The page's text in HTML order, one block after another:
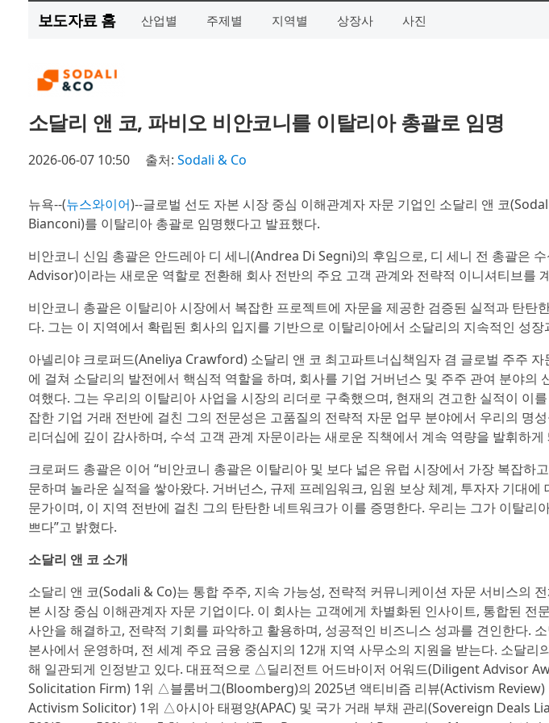
보도자료 홈 산업별 주제별 지역별 상장사 사진
소달리 앤 코, 파비오 비안코니를 이탈리아 총괄로 임명
2026-06-07 10:50 출처: Sodali & Co
뉴욕--(뉴스와이어)--글로벌 선도 자본 시장 중심 이해관계자 자문 기업인 소달리 앤 코
Bianconi)를 이탈리아 총괄로 임명했다고 발표했다.
비안코니 신임 총괄은 안드레아 디 세니(Andrea Di Segni)의 후임으로, 디 세니 전 총괄은
Advisor)이라는 새로운 역할로 전환해 회사 전반의 주요 고객 관계와 전략적 이니셔티브를
비안코니 총괄은 이탈리아 시장에서 복잡한 프로젝트에 자문을 제공한 검증된 실적과 탄탄
다. 그는 이 지역에서 확립된 회사의 입지를 기반으로 이탈리아에서 소달리의 지속적인 성
아넬리야 크로퍼드(Aneliya Crawford) 소달리 앤 코 최고파트너십책임자 겸 글로벌 주주 자
에 걸쳐 소달리의 발전에서 핵심적 역할을 하며, 회사를 기업 거버넌스 및 주주 관여 분야의
여했다. 그는 우리의 이탈리아 사업을 시장의 리더로 구축했으며, 현재의 견고한 실적이 이
잡한 기업 거래 전반에 걸친 그의 전문성은 고품질의 전략적 자문 업무 분야에서 우리의 명
리더십에 깊이 감사하며, 수석 고객 관계 자문이라는 새로운 직책에서 계속 역량을 발휘하게
크로퍼드 총괄은 이어 “비안코니 총괄은 이탈리아 및 보다 넓은 유럽 시장에서 가장 복잡하
문하며 놀라운 실적을 쌓아왔다. 거버넌스, 규제 프레임워크, 임원 보상 체계, 투자자 기대
문가이며, 이 지역 전반에 걸친 그의 탄탄한 네트워크가 이를 증명한다. 우리는 그가 이탈리
쁘다”고 밝혔다.
소달리 앤 코 소개
소달리 앤 코(Sodali & Co)는 통합 주주, 지속 가능성, 전략적 커뮤니케이션 자문 서비스의
본 시장 중심 이해관계자 자문 기업이다. 이 회사는 고객에게 차별화된 인사이트, 통합된 전
사안을 해결하고, 전략적 기회를 파악하고 활용하며, 성공적인 비즈니스 성과를 견인한다.
본사에서 운영하며, 전 세계 주요 금융 중심지의 12개 지역 사무소의 지원을 받는다. 소달리
해 일관되게 인정받고 있다. 대표적으로 △딜리전트 어드바이저 어워드(Diligent Advisor
Solicitation Firm) 1위 △블룸버그(Bloomberg)의 2025년 액티비즘 리뷰(Activism Review)
Activism Solicitor) 1위 △아시아 태평양(APAC) 및 국가 거래 부채 관리(Sovereign Deals